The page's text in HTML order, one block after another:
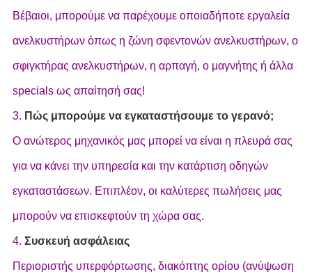
Βέβαιοι, μπορούμε να παρέχουμε οποιαδήποτε εργαλεία
ανελκυστήρων όπως η ζώνη σφεντονών ανελκυστήρων, ο
σφιγκτήρας ανελκυστήρων, η αρπαγή, ο μαγνήτης ή άλλα
specials ως απαίτησή σας!
3. Πώς μπορούμε να εγκαταστήσουμε το γερανό;
Ο ανώτερος μηχανικός μας μπορεί να είναι η πλευρά σας
για να κάνει την υπηρεσία και την κατάρτιση οδηγών
εγκαταστάσεων. Επιπλέον, οι καλύτερες πωλήσεις μας
μπορούν να επισκεφτούν τη χώρα σας.
4. Συσκευή ασφάλειας
Περιοριστής υπερφόρτωσης, διακόπτης ορίου (ανύψωση